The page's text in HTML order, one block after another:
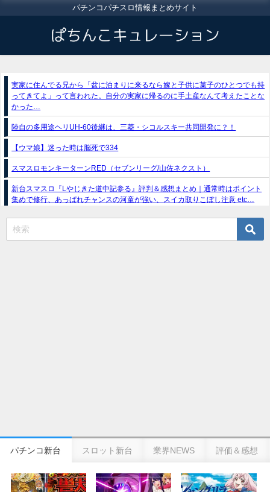
パチンコパチスロ情報まとめサイト
実家に住んでる兄から「盆に泊まりに来るなら嫁と子供に菓子のひとつでも持
ってきてよ」って言われた。自分の実家に帰るのに手土産なんて考えたことな
かった…
陸自の多用途ヘリUH-60後継は、三菱・シコルスキー共同開発に？！
【ウマ娘】迷った時は脳死で334
スマスロモンキーターンRED（セブンリーグ/山佐ネクスト）
新台スマスロ『Lやじきた道中記参る』評判＆感想まとめ｜通常時はポイント
集めで修行、あっぱれチャンスの河童が強い、スイカ取りこぼし注意 etc…
e獣王-獅子の一撃-｜スペック・攻略情報
新台パチンコ『e魔女と野獣』公式PV動画｜LT直行型399帯、運命分岐から上
パチンコ新台 スロット新台 業界NEWS 評価＆感想